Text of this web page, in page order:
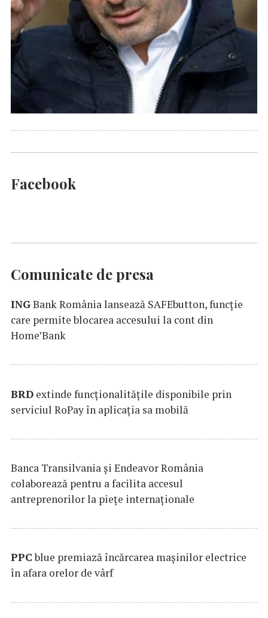
Facebook
Comunicate de presa
INGBank România lansează SAFEbutton, funcţie
care permite blocarea accesului la cont din
Home’Bank
BRD extinde funcţionalităţile disponibile prin
serviciul RoPay în aplicaţia sa mobilă
Banca Transilvania şi Endeavor România
colaborează pentru a facilita accesul
antreprenorilor la pieţe internaţionale
PPCblue premiază încărcarea maşinilor electrice
în afara orelor de vârf